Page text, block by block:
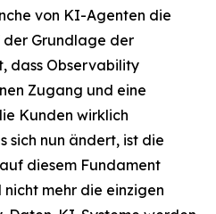
von KI-Agenten die
der Grundlage der
dass Observability
Zugang und eine
Kunden wirklich
sich nun ändert, ist die
diesem Fundament
mehr die einzigen